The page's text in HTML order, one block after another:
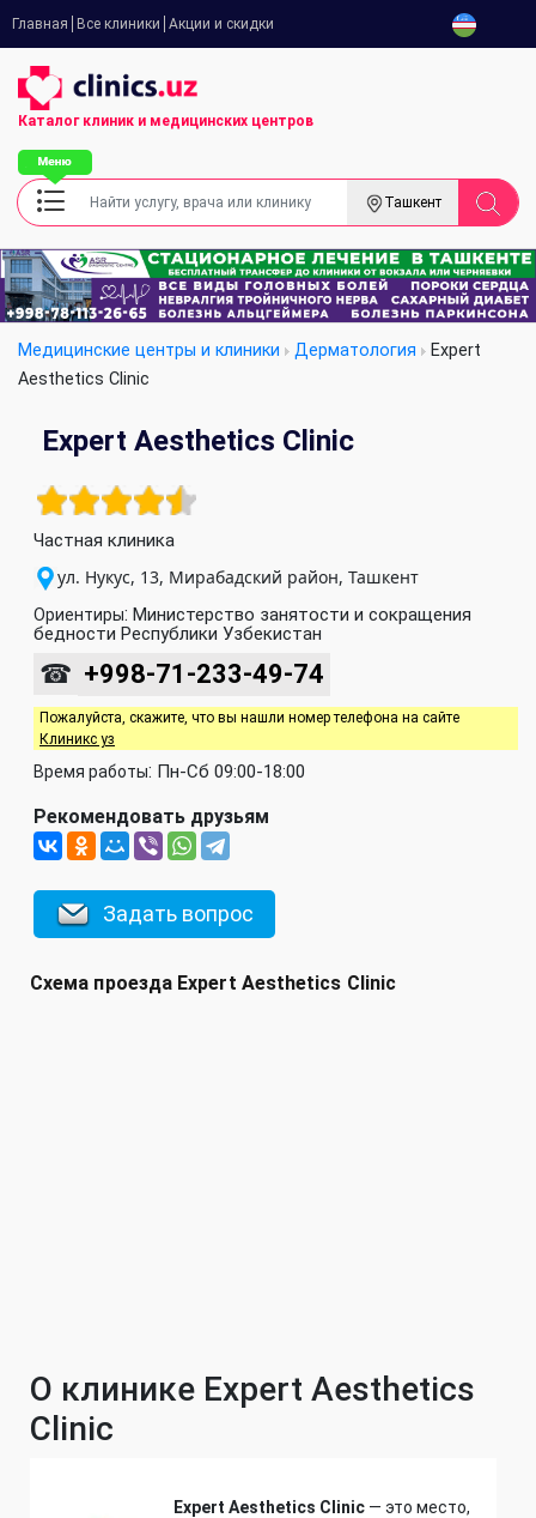
Главная Все клиники Акции и скидки
Каталог клиник и медицинских центров
Ташкент
Медицинские центры и клиники Дерматология
Expert
Aesthetics Clinic
Expert Aesthetics Clinic
Частная клиника
ул. Нукус, 13, Мирабадский район, Ташкент
Ориентиры: Министерство занятости и сокращения
бедности Республики Узбекистан
☎ +998-71-233-49-74
Пожалуйста, скажите, что вы нашли номер телефона на сайте
Клиникс уз
Время работы: Пн-Сб 09:00-18:00
Рекомендовать друзьям
Задать вопрос
Схема проезда Expert Aesthetics Clinic
О клинике Expert Aesthetics
Clinic
Expert Aesthetics Clinic — это место,